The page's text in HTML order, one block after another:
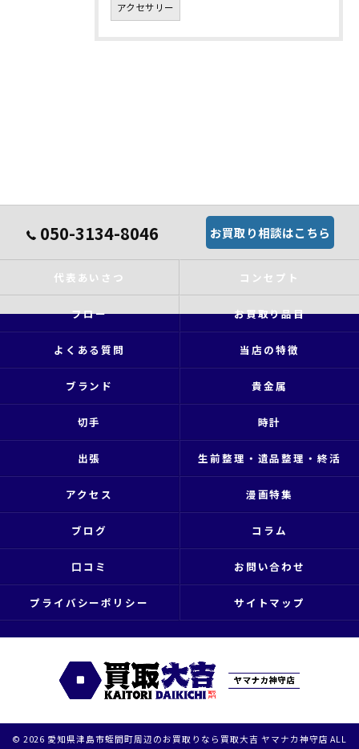
アクセサリー
050-3134-8046 お買取り相談はこちら
代表あいさつ コンセプト
フロー お買取り品目
よくある質問 当店の特徴
ブランド 貴金属
切手 時計
出張 生前整理・遺品整理・終活
アクセス 漫画特集
ブログ コラム
口コミ お問い合わせ
プライバシーポリシー サイトマップ
© 2026 愛知県津島市蛭間町周辺のお買取りなら買取大吉 ヤマナカ神守店 ALL